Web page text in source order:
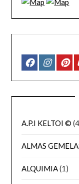
A.P.I KELTOI ©
ALMAS
ALQUIMIA(1)